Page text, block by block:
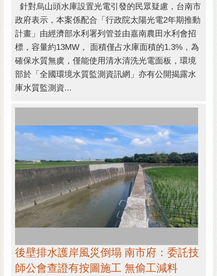
針對烏山頭水庫設置光電引發的民眾疑慮，台南市
政府表示，本案係配合「行政院太陽光電2年期推動
計畫」由經濟部水利署列管並由嘉南農田水利會招
標，容量約13MW， 面積僅占水庫面積的1.3%，為
確保水質無虞，僅能使用清水清洗光電面板，環境
部於「全國環境水質監測資訊網」亦有公開揭露水
庫水質監測資...
後壁排水護岸風災倒塌 南市府：委託技
師公會查證有按圖施工 無偷工減料